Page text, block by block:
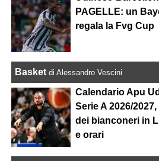
PAGELLE: un
regala la Fvg Cup
Basket di Alessandro Vescini
Calendario Apu
Serie A 2026/
dei bianconeri in
e orari